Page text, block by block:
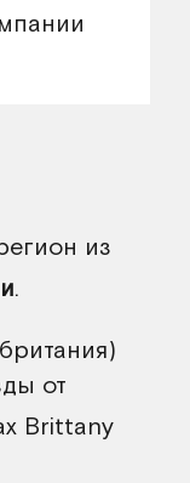
из
.
от
Brittany